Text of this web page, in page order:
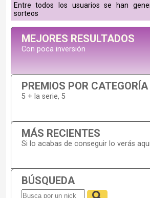
Entre todos los usuarios se han
sorteos
MEJORES RESULTADOS
Con poca inversión
PREMIOS POR CATEGORÍA
5 + la serie, 5
MÁS RECIENTES
Si lo acabas de conseguir lo verás
BÚSQUEDA